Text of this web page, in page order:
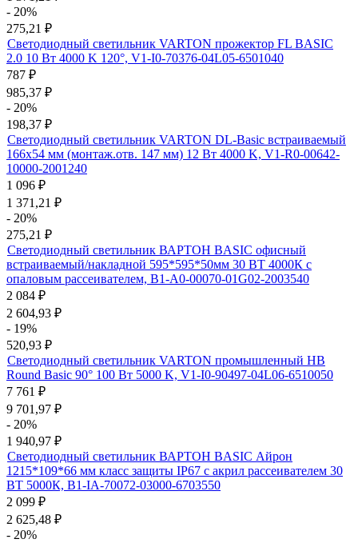
- 20%
275,21 ₽
Светодиодный светильник VARTON прожектор FL BASIC
2.0 10 Вт 4000 K 120°, V1-I0-70376-04L05-6501040
787 ₽
985,37 ₽
- 20%
198,37 ₽
Светодиодный светильник VARTON DL-Basic встраиваемый
166х54 мм (монтаж.отв. 147 мм) 12 Вт 4000 K, V1-R0-00642-
10000-2001240
1 096 ₽
1 371,21 ₽
- 20%
275,21 ₽
Светодиодный светильник ВАРТОН BASIC офисный
встраиваемый/накладной 595*595*50мм 30 ВТ 4000К с
опаловым рассеивателем, B1-A0-00070-01G02-2003540
2 084 ₽
2 604,93 ₽
- 19%
520,93 ₽
Светодиодный светильник VARTON промышленный HB
Round Basic 90° 100 Вт 5000 K, V1-I0-90497-04L06-6510050
7 761 ₽
9 701,97 ₽
- 20%
1 940,97 ₽
Светодиодный светильник ВАРТОН BASIC Айрон
1215*109*66 мм класс защиты IP67 с акрил рассеивателем 30
ВТ 5000К, B1-IA-70072-03000-6703550
2 099 ₽
2 625,48 ₽
- 20%